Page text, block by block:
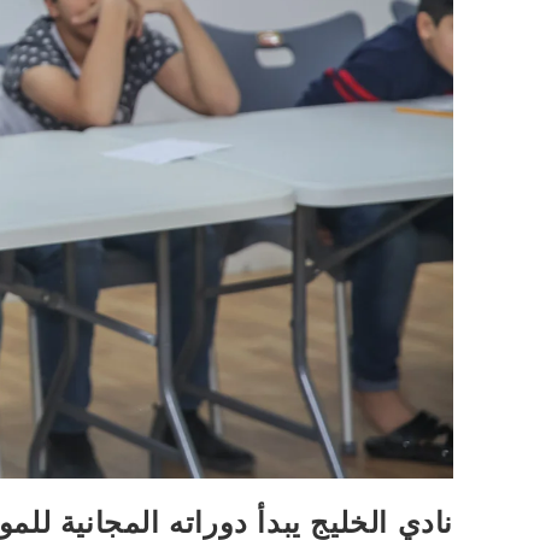
نادي الخليج يبدأ دوراته المجانية